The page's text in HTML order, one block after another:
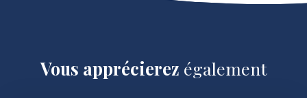
Vous apprécierez également